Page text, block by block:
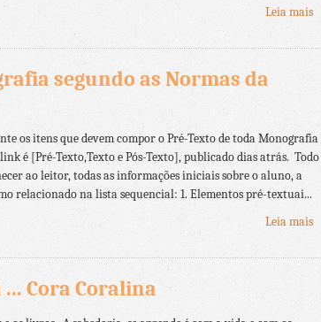
Leia mais
segundo as Normas da
os itens que devem compor o Pré-Texto de toda Monografia
é [Pré-Texto,Texto e Pós-Texto], publicado dias atrás. Todo
ao leitor, todas as informações iniciais sobre o aluno, a
relacionado na lista sequencial: 1. Elementos pré-textuai...
Leia mais
Cora Coralina